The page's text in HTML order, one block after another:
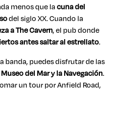
menos que lacuna del
del siglo XX. Cuando la
a The Cavern, el pub donde
antes saltar al estrellato.
banda, puedes disfrutar de las
Museo del Mar y la Navegación.
un tour por Anfield Road,